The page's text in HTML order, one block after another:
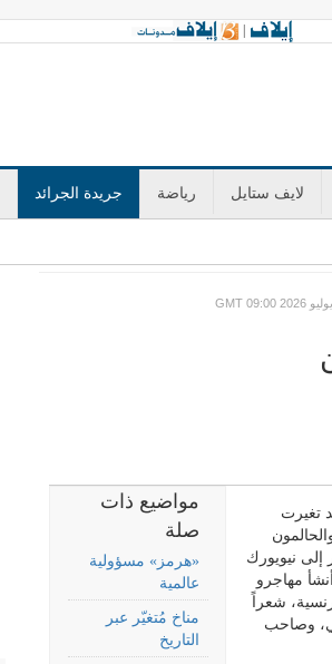
|
لايف ستايل رياضة جريدة الجرائد
مواضيع ذات
صلة
«هرمز» مسؤولية
عالمية
مناخ مُتغيّر عبر
التاريخ
تغيرت
نيويورك
مهاجرو
شعراً
وصاحب